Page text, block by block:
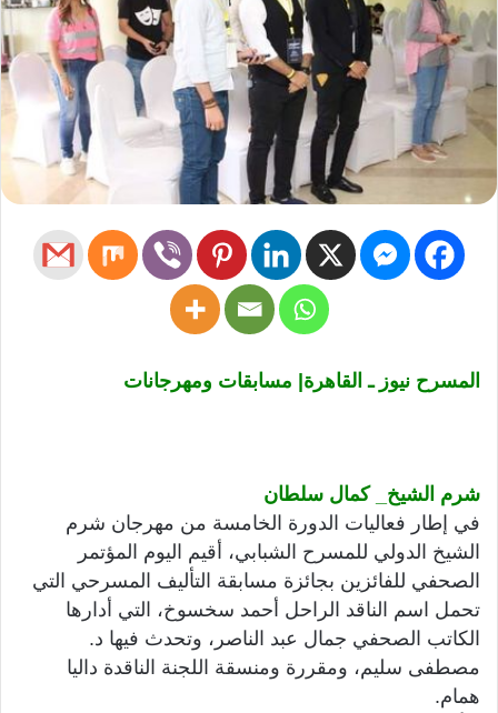
المسرح نيوز ـ القاهرة| مسابقات ومهرجانات
شرم الشيخ_ كمال سلطان
في إطار فعاليات الدورة الخامسة من مهرجان شرم
الشيخ الدولي للمسرح الشبابي، أقيم اليوم المؤتمر
الصحفي للفائزين بجائزة مسابقة التأليف المسرحي التي
تحمل اسم الناقد الراحل أحمد سخسوخ، التي أدارها
الكاتب الصحفي جمال عبد الناصر، وتحدث فيها د.
مصطفى سليم، ومقررة ومنسقة اللجنة الناقدة داليا
همام.